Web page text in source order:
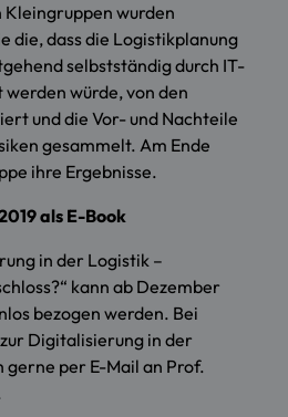
wurden
die, dass die Logistikplanung
selbstständig durch IT-
würde, von den
und die Vor- und Nachteile
gesammelt. Am Ende
ihre Ergebnisse.
als E-Book
in der Logistik –
kann ab Dezember
bezogen werden. Bei
Digitalisierung in der
gerne per E-Mail an Prof.